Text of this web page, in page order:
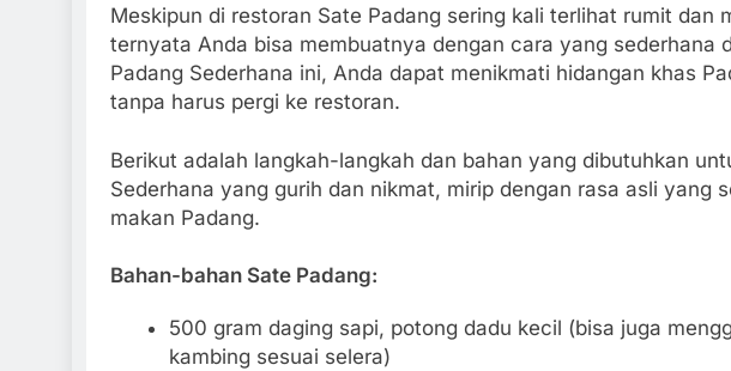
Meskipun di restoran Sate Padang sering kali terlihat rumit dan
ternyata Anda bisa membuatnya dengan cara yang sederhana
Padang Sederhana ini, Anda dapat menikmati hidangan khas
tanpa harus pergi ke restoran.
Berikut adalah langkah-langkah dan bahan yang dibutuhkan
Sederhana yang gurih dan nikmat, mirip dengan rasa asli yang
makan Padang.
Bahan-bahan Sate Padang:
500 gram daging sapi, potong dadu kecil (bisa juga
kambing sesuai selera)